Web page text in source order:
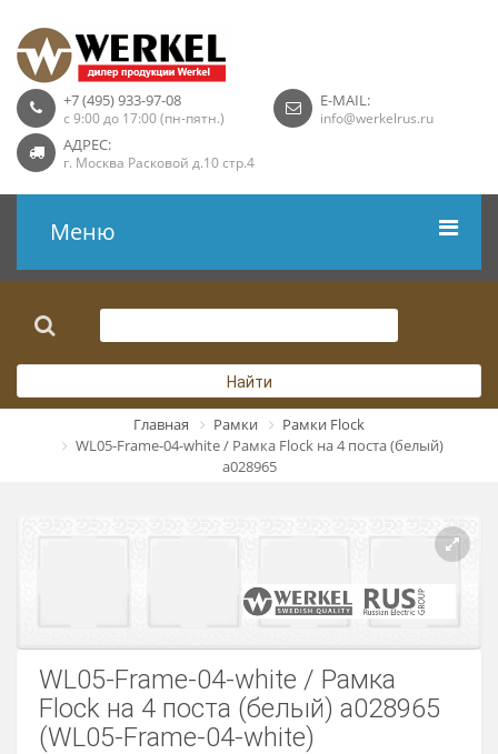
+7 (495) 933-97-08
с 9:00 до 17:00 (пн-пятн.)
E-MAIL:
info@werkelrus.ru
АДРЕС:
г. Москва Расковой д.10 стр.4
Меню
Розетки USB
Розетки ТВ
Розетки Интернет
Найти
Главная Рамки
Рамки Flock
WL05-Frame-04-white / Рамка Flock на 4 поста (белый)
a028965
WL05-Frame-04-white / Рамка
Flock на 4 поста (белый) a028965
(WL05-Frame-04-white)